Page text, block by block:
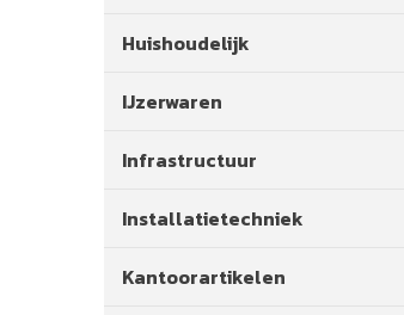
Huishoudelijk
IJzerwaren
Infrastructuur
Installatietechniek
Kantoorartikelen